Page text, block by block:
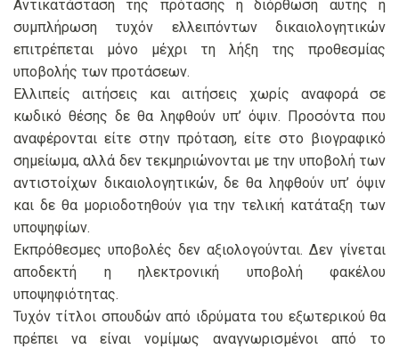
Αντικατάσταση της πρότασης ή διόρθωση αυτής ή
συμπλήρωση τυχόν ελλειπόντων δικαιολογητικών
επιτρέπεται μόνο μέχρι τη λήξη της προθεσμίας
υποβολής των προτάσεων.
Ελλιπείς αιτήσεις και αιτήσεις χωρίς αναφορά σε
κωδικό θέσης δε θα ληφθούν υπ’ όψιν. Προσόντα που
αναφέρονται είτε στην πρόταση, είτε στο βιογραφικό
σημείωμα, αλλά δεν τεκμηριώνονται με την υποβολή των
αντιστοίχων δικαιολογητικών, δε θα ληφθούν υπ’ όψιν
και δε θα μοριοδοτηθούν για την τελική κατάταξη των
υποψηφίων.
Εκπρόθεσμες υποβολές δεν αξιολογούνται. Δεν γίνεται
αποδεκτή η ηλεκτρονική υποβολή φακέλου
υποψηφιότητας.
Τυχόν τίτλοι σπουδών από ιδρύματα του εξωτερικού θα
πρέπει να είναι νομίμως αναγνωρισμένοι από το